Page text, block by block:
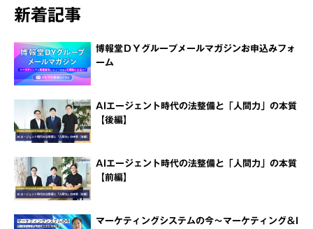
新着記事
博報堂ＤＹグループメールマガジンお申込みフォ
ーム
AIエージェント時代の法整備と「人間力」の本質
【後編】
AIエージェント時代の法整備と「人間力」の本質
【前編】
マーケティングシステムの今～マーケティング＆I